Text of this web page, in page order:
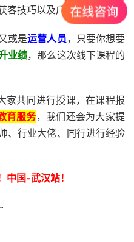
客技巧以及广告投放策略。
或是运营人员，只要你想要
业绩，那么这次线下课程的
家共同进行授课，在课程报
育服务，我们还会为大家提
、行业大佬、同行进行经验
国-武汉站！